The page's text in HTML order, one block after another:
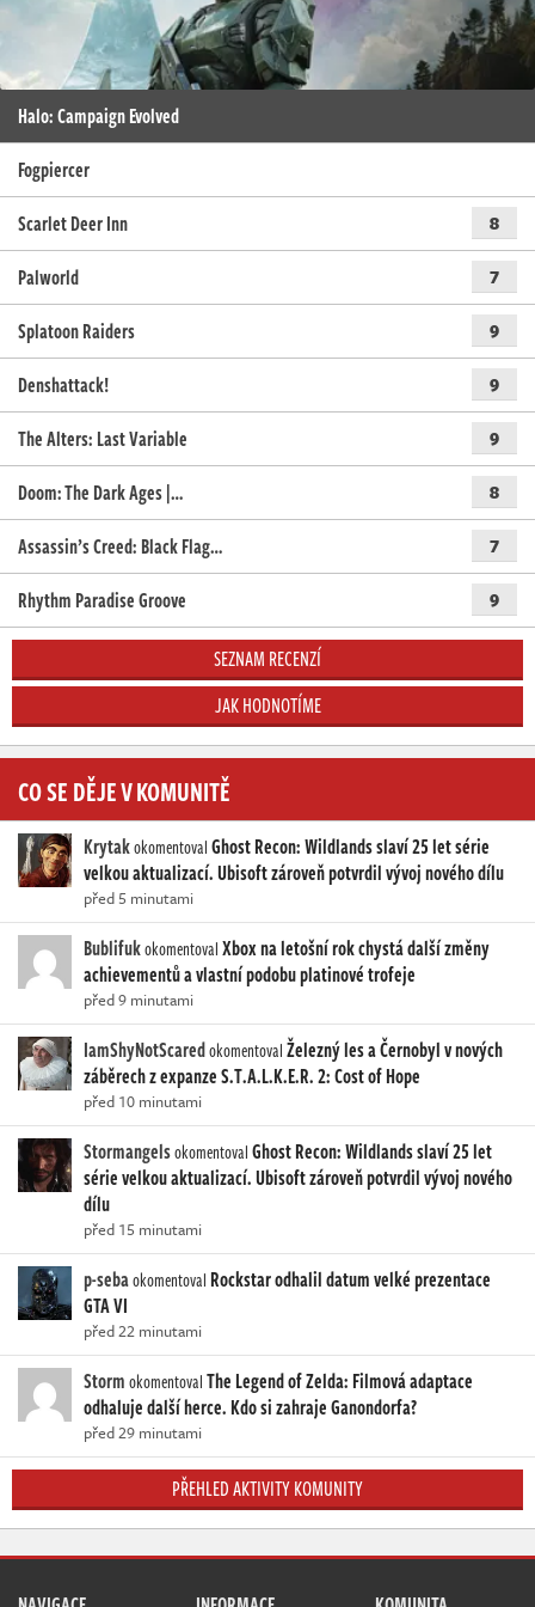
Halo: Campaign Evolved
Fogpiercer
Scarlet Deer Inn
8
Palworld 7
Splatoon Raiders 9
Denshattack! 9
The Alters: Last Variable 9
Doom: The Dark Ages |… 8
Assassin’s Creed: Black Flag… 7
Rhythm Paradise Groove 9
SEZNAM RECENZÍ
JAK HODNOTÍME
CO SE DĚJE V KOMUNITĚ
KrytakokomentovalGhost Recon: Wildlands slaví 25 let série
velkou aktualizací. Ubisoft zároveň potvrdil vývoj nového dílu
před 5 minutami
BublifukokomentovalXbox na letošní rok chystá další změny
achievementů a vlastní podobu platinové trofeje
před 9 minutami
IamShyNotScaredokomentovalŽelezný les a Černobyl v nových
záběrech z expanze S.T.A.L.K.E.R. 2: Cost of Hope
před 10 minutami
StormangelsokomentovalGhost Recon: Wildlands slaví 25 let
série velkou aktualizací. Ubisoft zároveň potvrdil vývoj nového
dílu
před 15 minutami
p-sebaokomentoval Rockstar odhalil datum velké prezentace
GTA VI
před 22 minutami
StormokomentovalThe Legend of Zelda: Filmová adaptace
odhaluje další herce. Kdo si zahraje Ganondorfa?
před 29 minutami
PŘEHLED AKTIVITY KOMUNITY